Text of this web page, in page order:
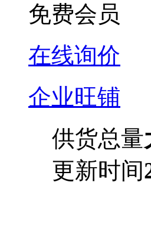
免费会员
在线询价
企业旺铺
供货总量
更新时间